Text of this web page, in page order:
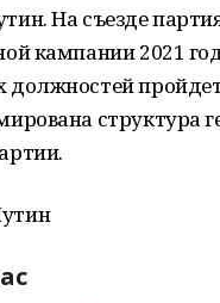
На съезде
кампании 2021
должностей
структура